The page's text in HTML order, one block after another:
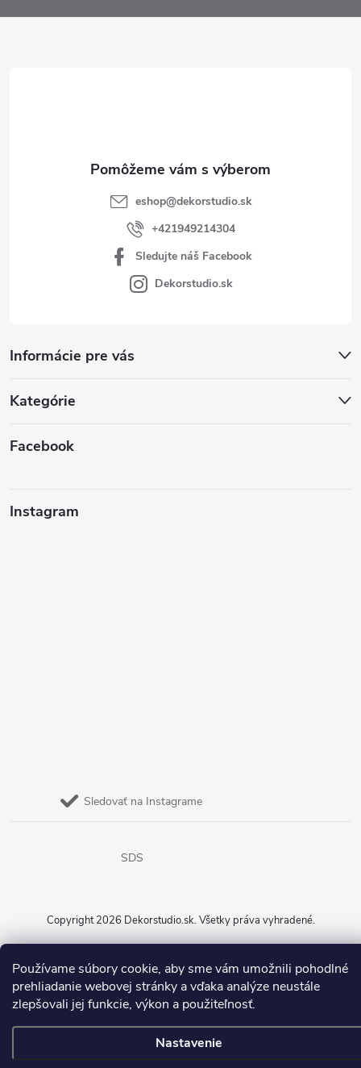
Používame súbory cookie, aby sme vám umožnili pohodlné
prehliadanie webovej stránky a vďaka analýze neustále
zlepšovali jej funkcie, výkon a použiteľnosť.
Nastavenie
Informácie pre vás
Kategórie
Facebook
Instagram
Sledovať na Instagrame
eshop@dekorstudio.sk
+421949214304
Sledujte náš Facebook
Dekorstudio.sk
SDS
Copyright 2026 Dekorstudio.sk. Všetky práva vyhradené.